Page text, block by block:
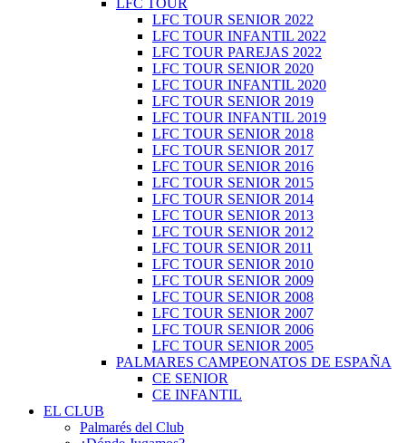
LFC TOUR
LFC TOUR SENIOR 2022
LFC TOUR INFANTIL 2022
LFC TOUR PAREJAS 2022
LFC TOUR SENIOR 2020
LFC TOUR INFANTIL 2020
LFC TOUR SENIOR 2019
LFC TOUR INFANTIL 2019
LFC TOUR SENIOR 2018
LFC TOUR SENIOR 2017
LFC TOUR SENIOR 2016
LFC TOUR SENIOR 2015
LFC TOUR SENIOR 2014
LFC TOUR SENIOR 2013
LFC TOUR SENIOR 2012
LFC TOUR SENIOR 2011
LFC TOUR SENIOR 2010
LFC TOUR SENIOR 2009
LFC TOUR SENIOR 2008
LFC TOUR SENIOR 2007
LFC TOUR SENIOR 2006
LFC TOUR SENIOR 2005
PALMARES CAMPEONATOS DE ESPAÑA
CE SENIOR
CE INFANTIL
EL CLUB
Palmarés del Club